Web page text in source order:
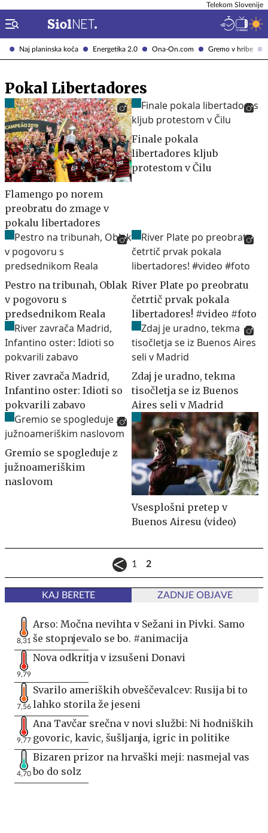
Naj planinska koča Energetika 2.0 Ona-On.com Gremo v hribe
Telekom Slovenije
Pokal Libertadores
Flamengo po norem
preobratu do zmage v
pokalu libertadores
Finale pokala
libertadores kljub
protestom v Čilu
Pestro na tribunah, Oblak
v pogovoru s
predsednikom Reala
River Plate po preobratu
četrtič prvak pokala
libertadores! #video #foto
River zavrača Madrid,
Infantino oster: Idioti so
pokvarili zabavo
Zdaj je uradno, tekma
tisočletja se iz Buenos
Aires seli v Madrid
Gremio se spogleduje z
južnoameriškim
naslovom
Vsesplošni pretep v
Buenos Airesu (video)
1 2
KAJ BERETE ZADNJE OBJAVE
8,31
Arso: Močna nevihta v Sežani in Pivki. Samo
še stopnjevalo se bo. #animacija
9,79
Nova odkritja v izsušeni Donavi
7,56
Svarilo ameriških obveščevalcev: Rusija bi to
lahko storila že jeseni
9,77
Ana Tavčar srečna v novi službi: Ni hodniških
govoric, kavic, šušljanja, igric in politike
4,70
Bizaren prizor na hrvaški meji: nasmejal vas
bo do solz